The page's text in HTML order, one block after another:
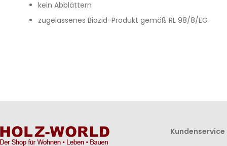
kein Abblättern
zugelassenes Biozid-Produkt gemäß RL 98/8/EG
Kundenservice